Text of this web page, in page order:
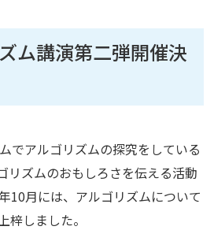
ム講演第二弾開催決
でアルゴリズムの探究をしている
リズムのおもしろさを伝える活動
10月には、アルゴリズムについて
梓しました。